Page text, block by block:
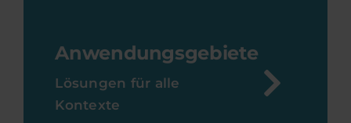
Anwendungsgebiete
Lösungen für alle
Kontexte